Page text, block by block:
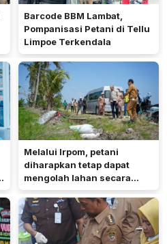
Barcode BBM Lambat,
Pompanisasi Petani di Tellu
Limpoe Terkendala
Melalui Irpom, petani
diharapkan tetap dapat
mengolah lahan secara
optimal meski di tengah
keterbatasan air.